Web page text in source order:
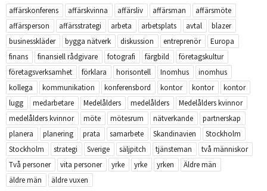
affärskonferens
affärskvinna affärsliv affärsman
affärsmöte
affärsperson
affärsstrategi arbeta arbetsplats avtal
blazer
businesskläder
bygga nätverk diskussion entreprenör
Europa
finans
finansiell rådgivare fotografi färgbild
företagskultur
företagsverksamhet
förklara horisontell Inomhus
inomhus
kollega
kommunikation konferensbord kontor kontor
kontor
lugg
medarbetare Medelålders medelålders
Medelålders kvinnor
medelålders kvinnor
möte mötesrum nätverkande
partnerskap
planera
planering prata samarbete Skandinavien
Stockholm
Stockholm
strategi Sverige säljpitch tjänsteman
två människor
Två personer
vita personer yrke yrke yrken
Äldre män
äldre män
äldre vuxen